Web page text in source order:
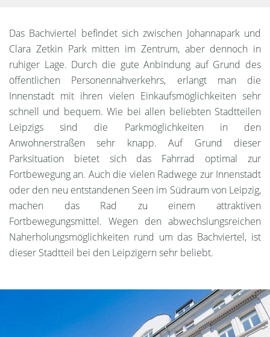
Das Bachviertel befindet sich zwischen Johannapark und
Clara Zetkin Park mitten im Zentrum, aber dennoch in
ruhiger Lage. Durch die gute Anbindung auf Grund des
öffentlichen Personennahverkehrs, erlangt man die
Innenstadt mit ihren vielen Einkaufsmöglichkeiten sehr
schnell und bequem. Wie bei allen beliebten Stadtteilen
Leipzigs sind die Parkmöglichkeiten in den
Anwohnerstraßen sehr knapp. Auf Grund dieser
Parksituation bietet sich das Fahrrad optimal zur
Fortbewegung an. Auch die vielen Radwege zur Innenstadt
oder den neu entstandenen Seen im Südraum von Leipzig,
machen das Rad zu einem attraktiven
Fortbewegungsmittel. Wegen den abwechslungsreichen
Naherholungsmöglichkeiten rund um das Bachviertel, ist
dieser Stadtteil bei den Leipzigern sehr beliebt.